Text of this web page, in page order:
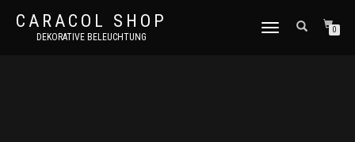
CARACOL SHOP
DEKORATIVE BELEUCHTUNG
NAVIGATION
0